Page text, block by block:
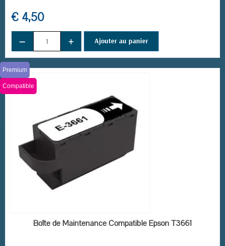
€ 4,50
− + Ajouter au panier
EN STOCK
Premium
Compatible
Boîte de Maintenance Compatible Epson T3661